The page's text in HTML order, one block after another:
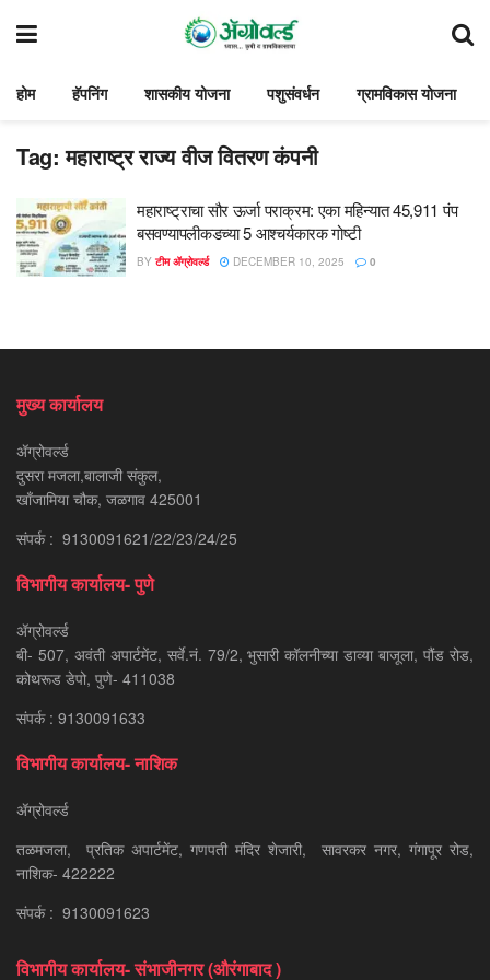
होम हॅपनिंग शासकीय योजना पशुसंवर्धन ग्रामविकास योजना
Tag:महाराष्ट्र राज्य वीज वितरण कंपनी
महाराष्ट्राचा सौर ऊर्जा पराक्रम: एका महिन्यात 45,911 पंप
बसवण्यापलीकडच्या 5 आश्चर्यकारक गोष्टी
BY टीम ॲग्रोवर्ल्ड DECEMBER 10, 2025 0
मुख्य कार्यालय
ॲग्रोवर्ल्ड
दुसरा मजला,बालाजी संकुल,
खाँजामिया चौक, जळगाव 425001
संपर्क : 9130091621/22/23/24/25
विभागीय कार्यालय- पुणे
ॲग्रोवर्ल्ड
बी- 507, अवंती अपार्टमेंट, सर्वे.नं. 79/2, भुसारी कॉलनीच्या डाव्या बाजूला, पौंड रोड,
कोथरूड डेपो, पुणे- 411038
संपर्क : 9130091633
विभागीय कार्यालय- नाशिक
ॲग्रोवर्ल्ड
तळमजला, प्रतिक अपार्टमेंट, गणपती मंदिर शेजारी, सावरकर नगर, गंगापूर रोड,
नाशिक- 422222
संपर्क : 9130091623
विभागीय कार्यालय- संभाजीनगर (औरंगाबाद )